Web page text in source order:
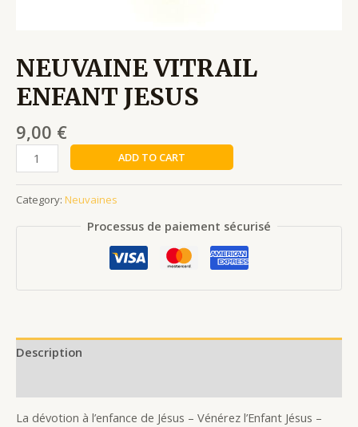
NEUVAINE VITRAIL
ENFANT JESUS
9,00 €
ADD TO CART
Category: Neuvaines
Processus de paiement sécurisé
Description
La dévotion à l’enfance de Jésus – Vénérez l’Enfant Jésus –